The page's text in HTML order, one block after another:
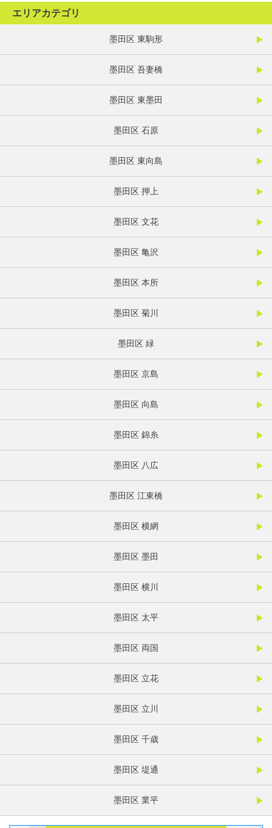
エリアカテゴリ
墨田区 東駒形
墨田区 吾妻橋
墨田区 東墨田
墨田区 石原
墨田区 東向島
墨田区 押上
墨田区 文花
墨田区 亀沢
墨田区 本所
墨田区 菊川
墨田区 緑
墨田区 京島
墨田区 向島
墨田区 錦糸
墨田区 八広
墨田区 江東橋
墨田区 横網
墨田区 墨田
墨田区 横川
墨田区 太平
墨田区 両国
墨田区 立花
墨田区 立川
墨田区 千歳
墨田区 堤通
墨田区 業平